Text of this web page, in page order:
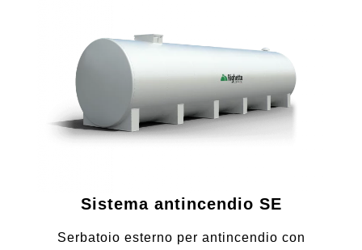
Sistema antincendio SE
Serbatoio esterno per antincendio con